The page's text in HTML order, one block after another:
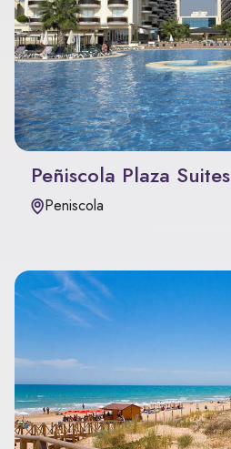
Peñiscola Plaza Suites
Peniscola